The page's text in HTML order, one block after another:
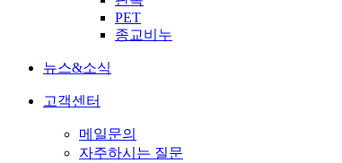
PET
종교비누
뉴스&소식
고객센터
메일문의
자주하시는 질문